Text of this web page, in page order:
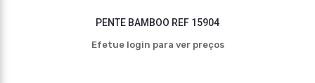
PENTE BAMBOO REF 15904
Efetue login para ver preços